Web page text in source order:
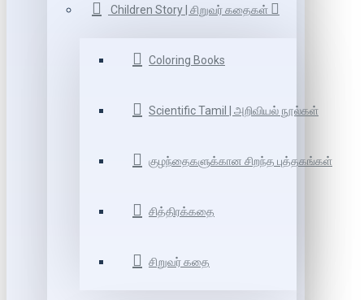
Children Story | சிறுவர் கதைகள்
Coloring Books
Scientific Tamil | அறிவியல் நூல்கள்
குழந்தைகளுக்கான சிறந்த புத்தகங்கள்
சித்திரக்கதை
சிறுவர் கதை